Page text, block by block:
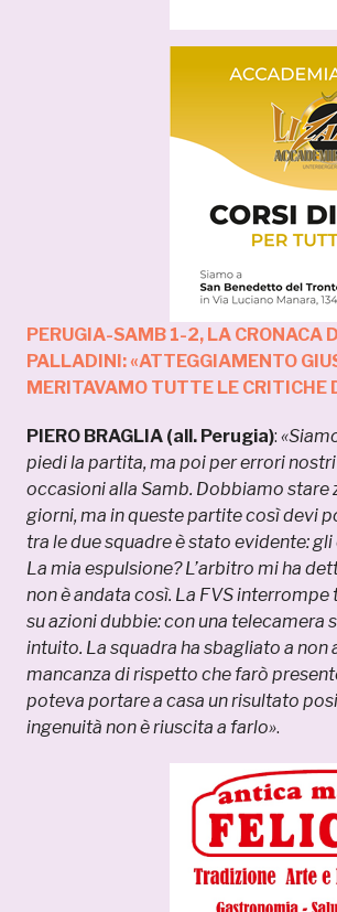
PERUGIA-SAMB 1-2, LA CRONACA
PALLADINI: «ATTEGGIAMENTO
MERITAVAMO TUTTE LE CRITICHE
PIERO BRAGLIA (all. Perugia):
piedi la partita, ma poi per errori
occasioni alla Samb. Dobbiamo
giorni, ma in queste partite così devi
tra le due squadre è stato evidente:
La mia espulsione? L’arbitro mi ha
non è andata così. La FVS
su azioni dubbie: con una
intuito. La squadra ha sbagliato a non
mancanza di rispetto che farò
poteva portare a casa un risultato
ingenuità non è riuscita a farlo».